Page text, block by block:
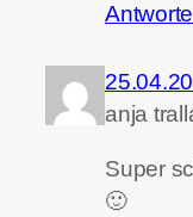
anja
Super
🙂